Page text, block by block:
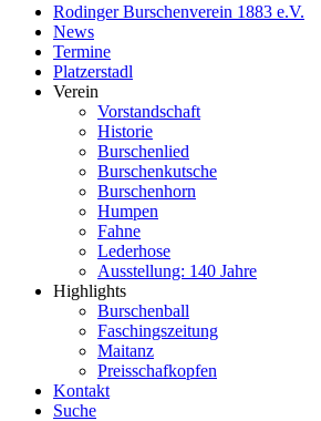
Rodinger Burschenverein 1883 e.V.
News
Termine
Platzerstadl
Verein
Vorstandschaft
Historie
Burschenlied
Burschenkutsche
Burschenhorn
Humpen
Fahne
Lederhose
Ausstellung: 140 Jahre
Highlights
Burschenball
Faschingszeitung
Maitanz
Preisschafkopfen
Kontakt
Suche